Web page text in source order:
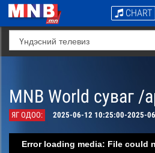
CHART
MNB World суваг /
ЯГ ОДОО: 2025-06-12 10:25:00-2025-
Error loading media: File could